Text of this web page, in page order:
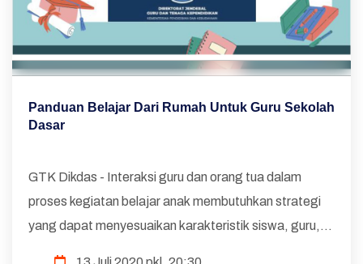
Panduan Belajar Dari Rumah Untuk Guru Sekolah
Dasar
GTK Dikdas - Interaksi guru dan orang tua dalam
proses kegiatan belajar anak membutuhkan strategi
yang dapat menyesuaikan karakteristik siswa, guru,